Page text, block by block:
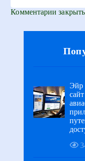
Комментарии
Эйр